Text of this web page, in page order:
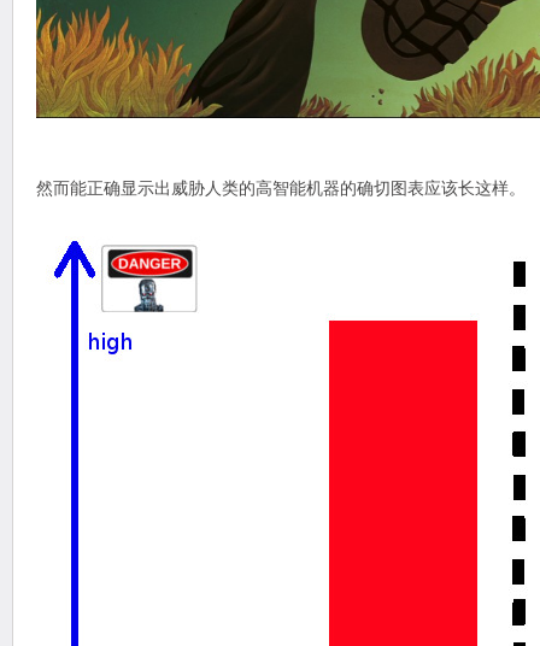
然而能正确显示出威胁人类的高智能机器的确切图表应该长这样。